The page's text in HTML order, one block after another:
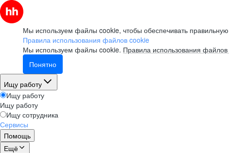
Мы используем файлы cookie, чтобы обеспечивать
Правила использования файлов cookie
Мы используем файлы cookie. Правила использования
Понятно
Ищу работу
Ищу работу
Ищу работу
Ищу сотрудника
Сервисы
Помощь
Ещё